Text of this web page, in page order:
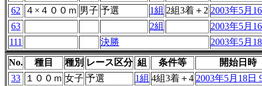
62
４×４００ｍ 男子 予選 1組 2組3着＋2 2003年5月
63
2組
2003年5月
111
決勝 2003年5月
No. 種目 種別 レース区分 組 条件等
開始日時
33
１００ｍ 女子 予選 1組 4組3着＋4 2003年5月18日